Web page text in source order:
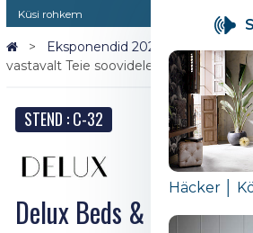
Küsi rohkem
Eksponendid 2026
Delux
vastavalt Teie soovidele otse tootjalt/
STEND : C-32
Delux Beds & Bedding
Häcker │